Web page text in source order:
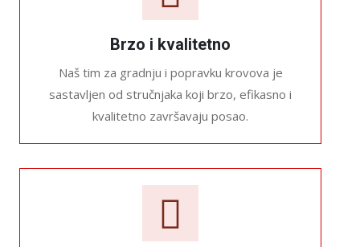
Brzo i kvalitetno
Naš tim za gradnju i popravku krovova je
sastavljen od stručnjaka koji brzo, efikasno i
kvalitetno završavaju posao.